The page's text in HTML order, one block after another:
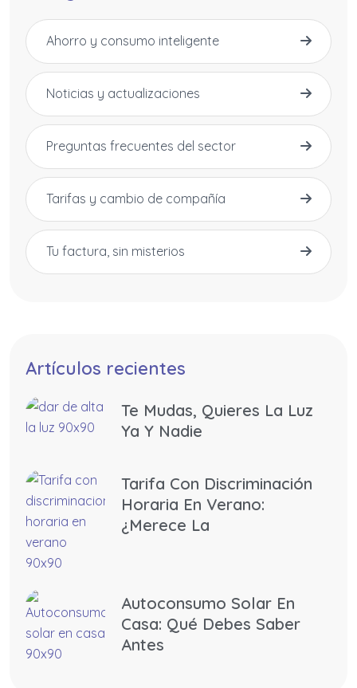
Ahorro y consumo inteligente
Noticias y actualizaciones
Preguntas frecuentes del sector
Tarifas y cambio de compañía
Tu factura, sin misterios
Artículos recientes
Te Mudas, Quieres La Luz
Ya Y Nadie
Tarifa Con Discriminación
Horaria En Verano:
¿merece La
Autoconsumo Solar En
Casa: Qué Debes Saber
Antes